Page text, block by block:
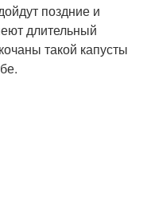
поздние и
длительный
такой капусты